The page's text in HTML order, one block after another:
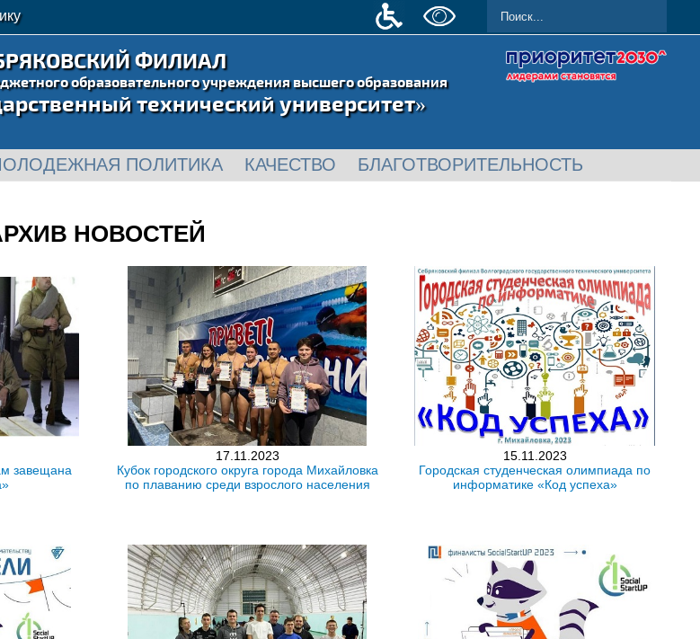
ФИЛИАЛ
образовательного учреждения высшего образования
технический университет»
ПОЛИТИКА КАЧЕСТВО БЛАГОТВОРИТЕЛЬНОСТЬ
НОВОСТЕЙ
завещана
17.11.2023
Кубок городского округа города Михайловка
по плаванию среди взрослого населения
15.11.2023
Городская студенческая олимпиада по
информатике «Код успеха»